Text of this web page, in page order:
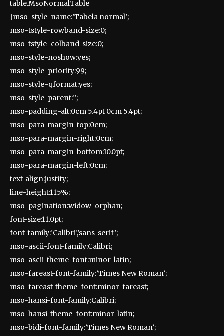
table.MsoNormalTable
{mso-style-name:’Tabela normal’;
mso-tstyle-rowband-size:0;
mso-tstyle-colband-size:0;
mso-style-noshow:yes;
mso-style-priority:99;
mso-style-qformat:yes;
mso-style-parent:”;
mso-padding-alt:0cm 5.4pt 0cm 5.4pt;
mso-para-margin-top:0cm;
mso-para-margin-right:0cm;
mso-para-margin-bottom:10.0pt;
mso-para-margin-left:0cm;
text-align:justify;
line-height:115%;
mso-pagination:widow-orphan;
font-size:11.0pt;
font-family:’Calibri’,’sans-serif’;
mso-ascii-font-family:Calibri;
mso-ascii-theme-font:minor-latin;
mso-fareast-font-family:’Times New Roman’;
mso-fareast-theme-font:minor-fareast;
mso-hansi-font-family:Calibri;
mso-hansi-theme-font:minor-latin;
mso-bidi-font-family:’Times New Roman’;